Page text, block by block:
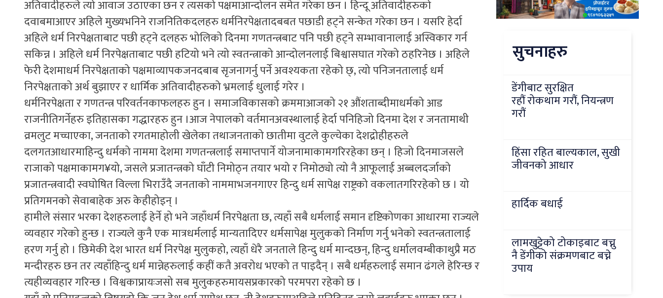
अतिवादीहरुले त्यो आवाज उठाएका छन र त्यसको पक्षमाआन्दोलन समेत गरेका छन । हिन्दू अतिवादीहरुको
दवाबमाआएर अहिले मुख्यभनिने राजनितिकदलहरु धर्मनिरपेक्षतादबबत पछाडी हट्ने सन्केत गरेका छन । यसरि हेर्दा
अहिले धर्म निरपेक्षताबाट पछी हट्ने दलहरु भोलिको दिनमा गणतन्त्रबाट पनि पछी हट्ने सम्भावानालाई अस्विकार गर्न
सकिन्न । अहिले धर्म निरपेक्षताबाट पछी हटियो भने त्यो स्वतन्त्राको आन्दोलनलाई बिश्वासघात गरेको ठहरिनेछ । अहिले
फेरी देशमाधर्म निरपेक्षताको पक्षमाव्यापकजनदबाब सृजनागर्नु पर्ने अवश्यकता रहेको छ्, त्यो पनिजनतालाई धर्म
निरपेक्षताको अर्थ बुझाएर र धार्मिक अतिवादीहरुको भ्रमलाई धुलाई गरेर ।
धर्मनिरपेक्षता र गणतन्त्र परिवर्तनकाफलहरु हुन । समाजविकासको क्रममाआजको २१ औंशताब्दीमाधर्मको आड
राजनीतिगर्नेहरु इतिहासका गद्धारहरु हुन ।आज नेपालको वर्तमानअवस्थालाई हेर्दा पनिहिजो दिनमा देश र जनतामाथी
व्रमलुट मच्चाएका, जनताको रगतमाहोली खेलेका तथाजनताको छातीमा वुटले कुल्चेका देशद्रोहीहरुले
दलगतआधारमाहिन्दु धर्मको नाममा देशमा गणतन्त्रलाई समाप्तपार्ने योजनामाकामगरिरहेका छन् । हिजो दिनमाजसले
राजाको पक्षमाकामग¥यो, जसले प्रजातन्त्रको घाँटी निमोठ्न तयार भयो र निमोठ्यो त्यो नै आफूलाई अब्बलदर्जाको
प्रजातन्त्रवादी स्वघोषित विल्ला भिराउँदै जनताको नाममाभजनगाएर हिन्दु धर्म सापेक्ष राष्ट्रको वकलातगरिरहेको छ । यो
प्रतिगमनको सेवाबाहेक अरु केहीहोइन् ।
हामीले संसार भरका देशहरुलाई हेर्ने हो भने जहाँधर्म निरपेक्षता छ, त्यहाँ सबै धर्मलाई समान दृष्टिकोणका आधारमा राज्यले
व्यवहार गरेको हुन्छ । राज्यले कुनै एक मात्रधर्मलाई मान्यतादिएर धर्मसापेक्ष मुलुकको निर्माण गर्नु भनेको स्वतन्त्रतालाई
हरण गर्नु हो । छिमेकी देश भारत धर्म निरपेक्ष मुलुकहो, त्यहाँ धेरै जनताले हिन्दु धर्म मान्दछन्, हिन्दु धर्मालवम्बीकाथुप्रै मठ
मन्दीरहरु छन तर त्यहाँहिन्दु धर्म मान्नेहरुलाई कहीं कतै अवरोध भएको त पाइदैन् । सबै धर्महरुलाई समान ढंगले हेरिन्छ र
त्यहीव्यवहार गरिन्छ । विश्वकाप्रायःजसो सब मुलुकहरुमायसप्रकारको परमपरा रहेको छ ।
सुचनाहरु
डेंगीबाट सुरक्षित
रहौं रोकथाम गरौं, नियन्त्रण
गरौं
हिंसा रहित बाल्यकाल, सुखी
जीवनको आधार
हार्दिक बधाई
लामखुट्टेको टोकाइबाट बच्नु
नै डेंगीको संक्रमणबाट बच्ने
उपाय